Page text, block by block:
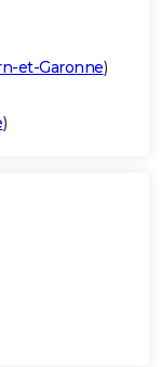
et-Garonne)
)